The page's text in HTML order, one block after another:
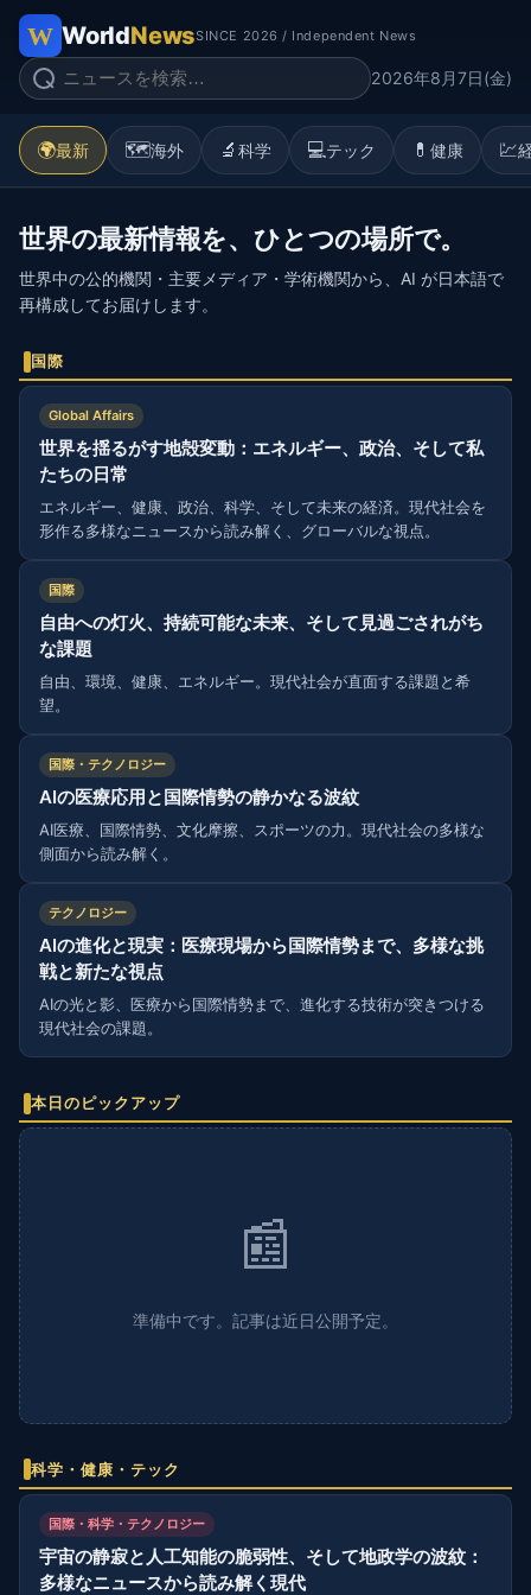
WorldNewsSINCE 2026 / Independent News
2026年8月7日(金)
🌍最新 🗺️海外 🔬 科学 💻テック 💊 健康 💹
世界の最新情報を、ひとつの場所で。
世界中の公的機関・主要メディア・学術機関から、AI が日本語で
再構成してお届けします。
国際
Global Affairs
世界を揺るがす地殻変動：エネルギー、政治、そして私
たちの日常
エネルギー、健康、政治、科学、そして未来の経済。現代社会を
形作る多様なニュースから読み解く、グローバルな視点。
国際
自由への灯火、持続可能な未来、そして見過ごされがち
な課題
自由、環境、健康、エネルギー。現代社会が直面する課題と希
望。
国際・テクノロジー
AIの医療応用と国際情勢の静かなる波紋
AI医療、国際情勢、文化摩擦、スポーツの力。現代社会の多様な
側面から読み解く。
テクノロジー
AIの進化と現実：医療現場から国際情勢まで、多様な挑
戦と新たな視点
AIの光と影、医療から国際情勢まで、進化する技術が突きつける
現代社会の課題。
本日のピックアップ
📰
準備中です。記事は近日公開予定。
科学・健康・テック
国際・科学・テクノロジー
宇宙の静寂と人工知能の脆弱性、そして地政学の波紋：
多様なニュースから読み解く現代